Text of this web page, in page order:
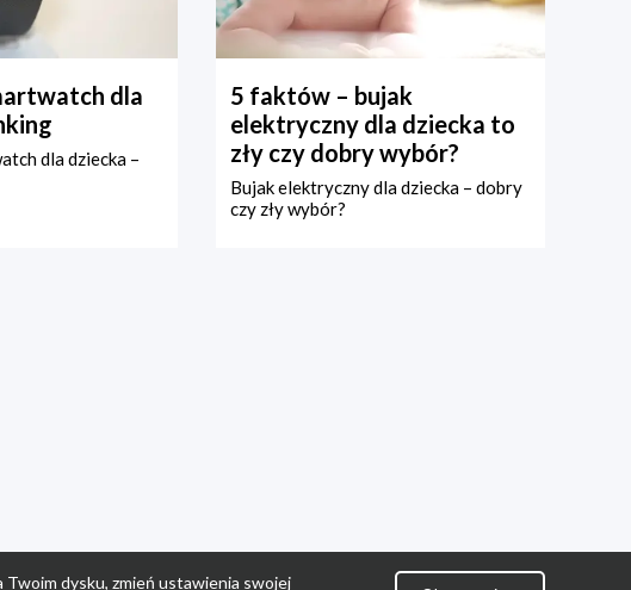
dla
dla dziecka –
5 faktów – bujak
elektryczny dla dziecka to
zły czy dobry wybór?
Bujak elektryczny dla dziecka – dobry
czy zły wybór?
Twoim dysku, zmień ustawienia swojej